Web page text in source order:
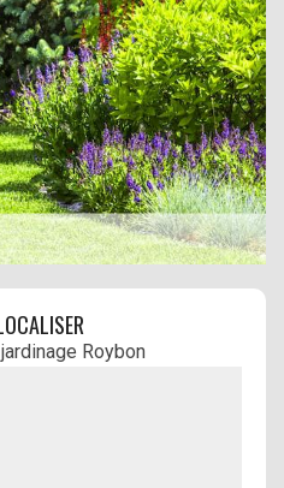
Roybon